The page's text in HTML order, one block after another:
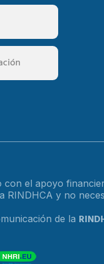
con el apoyo
RINDHCA y no
de la